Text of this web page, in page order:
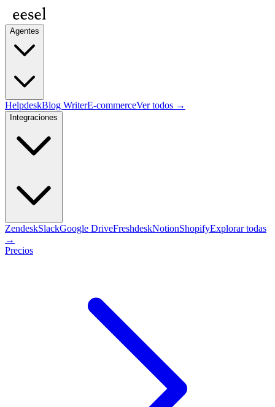
Agentes
HelpdeskBlog WriterE-commerceVer todos →
Integraciones
ZendeskSlackGoogle DriveFreshdeskNotionShopifyExplorar todas
→
Precios